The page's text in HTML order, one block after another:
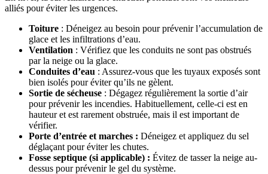
alliés pour éviter les urgences.
Toiture : Déneigez au besoin pour prévenir l’accumulation de
glace et les infiltrations d’eau.
Ventilation : Vérifiez que les conduits ne sont pas obstrués
par la neige ou la glace.
Conduites d’eau : Assurez-vous que les tuyaux exposés sont
bien isolés pour éviter qu’ils ne gèlent.
Sortie de sécheuse : Dégagez régulièrement la sortie d’air
pour prévenir les incendies. Habituellement, celle-ci est en
hauteur et est rarement obstruée, mais il est important de
vérifier.
Porte d’entrée et marches : Déneigez et appliquez du sel
déglaçant pour éviter les chutes.
Fosse septique (si applicable) : Évitez de tasser la neige au-
dessus pour prévenir le gel du système.